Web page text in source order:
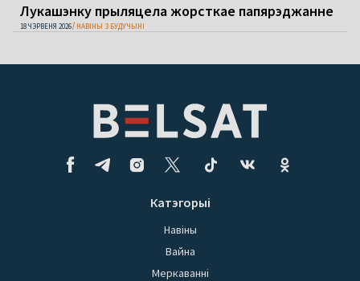
Лукашэнку прыляцела жорсткае папярэджанне
18 ЧЭРВЕНЯ 2026 НАВІНЫ З БУДУЧЫНІ
Катэгорыі
Навіны
Вайна
Меркаванні